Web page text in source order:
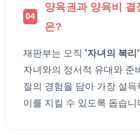
04
양육권과 양육비 결
은?
재판부는 오직 '자녀의 복리'
자녀와의 정서적 유대와 준
절의 경험을 담아 가장 설
이를 지킬 수 있도록 돕습니